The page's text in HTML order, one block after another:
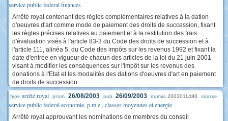
service public federal finances
Arrêté royal contenant des règles complémentaires relatives à la dation
d'oeuvres d'art comme mode de paiement des droits de succession, fixant
les règles précises relatives au paiement et à la restitution des frais
d'évaluation visés à l'article 83-3 du Code des droits de succession et à
l'article 111, alinéa 5, du Code des impôts sur les revenus 1992 et fixant la
date d'entrée en vigueur de chacun des articles de la loi du 21 juin 2001
visant à modifier les conséquences sur l'impôt sur les revenus des
donations à l'Etat et les modalités des dations d'oeuvres d'art en paiement
de droits de succession
type arrêté royal prom. 26/08/2003 pub. 26/09/2003 numac 2003011480 source
service public federal economie, p.m.e., classes moyennes et energie
Arrêté royal approuvant les nominations de membres du conseil